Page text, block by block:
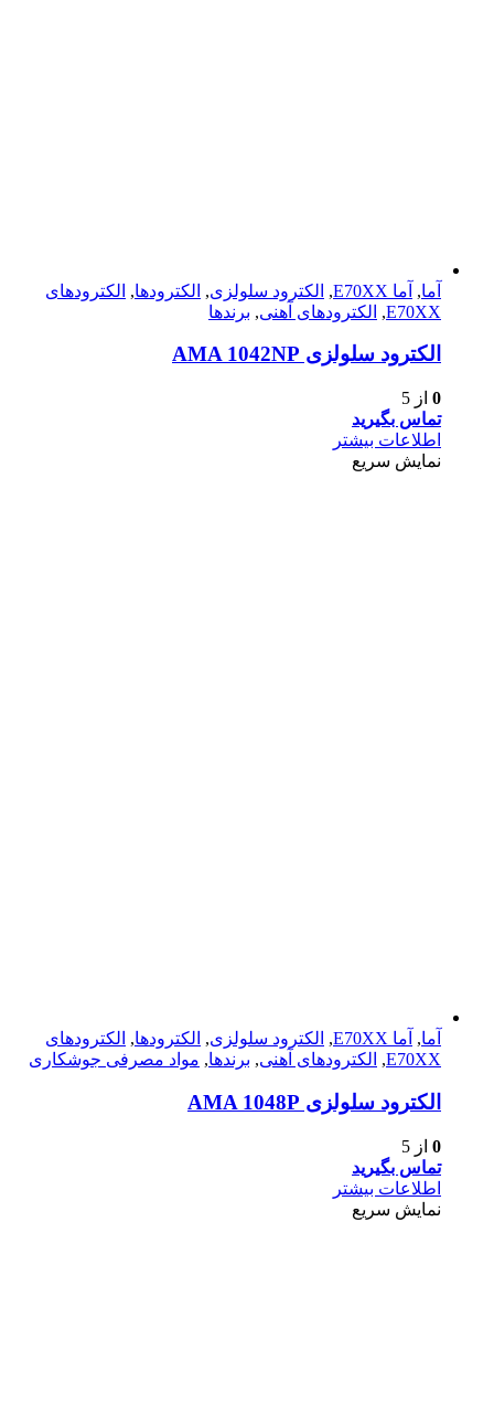
آما, آما E70XX , الکترود سلولزی, الکترودها, الکترود‌های
E70XX
, الکترود‌های آهنی, برندها
الکترود سلولزی AMA 1042NP
0 از 5
تماس بگیرید
اطلاعات بیشتر
نمایش سریع
آما, آما E70XX , الکترود سلولزی, الکترودها, الکترود‌های
E70XX
, الکترود‌های آهنی, برندها, مواد مصرفی جوشکاری
الکترود سلولزی AMA 1048P
0 از 5
تماس بگیرید
اطلاعات بیشتر
نمایش سریع